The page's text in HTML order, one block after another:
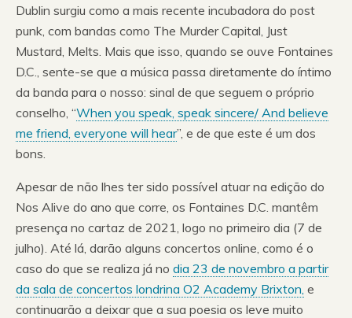
Dublin surgiu como a mais recente incubadora do post
punk, com bandas como The Murder Capital, Just
Mustard, Melts. Mais que isso, quando se ouve Fontaines
D.C., sente-se que a música passa diretamente do íntimo
da banda para o nosso: sinal de que seguem o próprio
conselho, “When you speak, speak sincere/ And believe
me friend, everyone will hear”, e de que este é um dos
bons.
Apesar de não lhes ter sido possível atuar na edição do
Nos Alive do ano que corre, os Fontaines D.C. mantêm
presença no cartaz de 2021, logo no primeiro dia (7 de
julho). Até lá, darão alguns concertos online, como é o
caso do que se realiza já no dia 23 de novembro a partir
da sala de concertos londrina O2 Academy Brixton, e
continuarão a deixar que a sua poesia os leve muito